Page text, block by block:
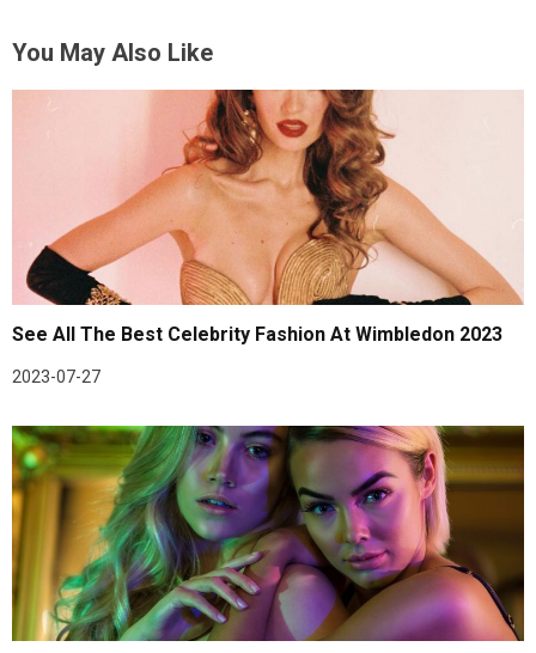
You May Also Like
See All The Best Celebrity Fashion At Wimbledon 2023
2023-07-27